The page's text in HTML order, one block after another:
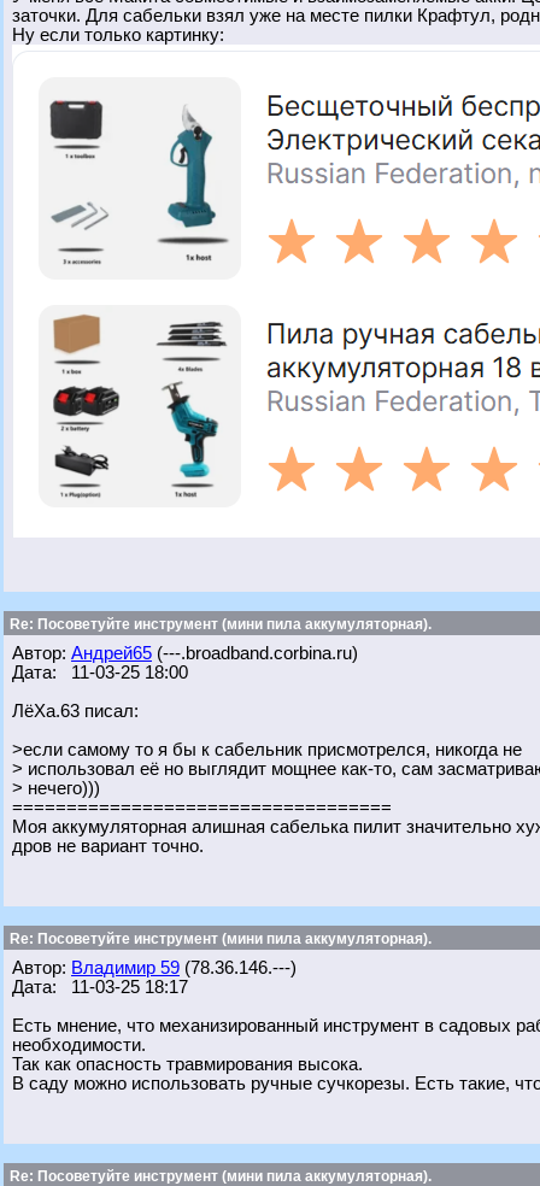
заточки. Для сабельки взял уже на месте пилки Крафтул,
Ну если только картинку:
Re: Посоветуйте инструмент (мини пила аккумуляторная).
Автор: Андрей65 (---.broadband.corbina.ru)
Дата: 11-03-25 18:00
ЛёХа.63 писал:
>если самому то я бы к сабельник присмотрелся, никогда не
> использовал её но выглядит мощнее как-то, сам
> нечего)))
===================================
Моя аккумуляторная алишная сабелька пилит значительно
дров не вариант точно.
Re: Посоветуйте инструмент (мини пила аккумуляторная).
Автор: Владимир 59 (78.36.146.---)
Дата: 11-03-25 18:17
Есть мнение, что механизированный инструмент в садовых
необходимости.
Так как опасность травмирования высока.
В саду можно использовать ручные сучкорезы. Есть такие,
Re: Посоветуйте инструмент (мини пила аккумуляторная).